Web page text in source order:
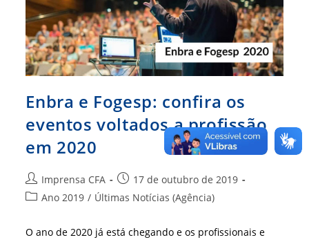
Enbra e Fogesp: confira os
eventos voltados a profissão
em 2020
Autor
do
Imprensa CFA
Post
publicado:
17 de outubro de 2019
Categoria
post:
Ano 2019 / Últimas Notícias (Agência)
O ano de 2020 já está chegando e os profissionais e